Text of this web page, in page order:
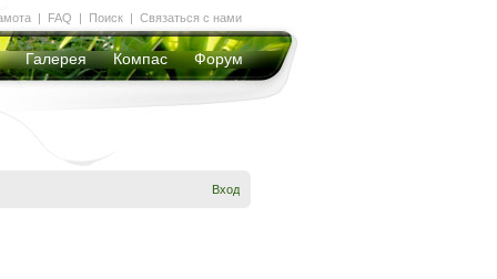
Галерея Компас Форум
| FAQ | Поиск | Связаться с нами
Вход